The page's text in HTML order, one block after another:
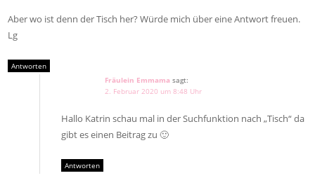
Aber wo ist denn der Tisch her? Würde mich über eine Antwort freuen.
Lg
Antworten
Fräulein Emmama sagt:
2. Februar 2020 um 8:48 Uhr
Hallo Katrin schau mal in der Suchfunktion nach „Tisch“ da
gibt es einen Beitrag zu 🙂
Antworten